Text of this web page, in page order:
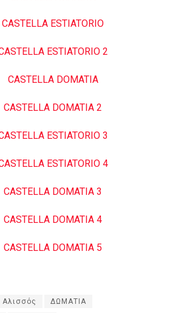
Αλισσός ΔΩΜΑΤΙΑ